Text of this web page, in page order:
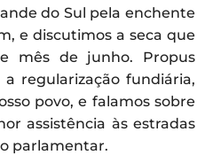
do Sul pela enchente
e discutimos a seca que
mês de junho. Propus
regularização fundiária,
povo, e falamos sobre
assistência às estradas
parlamentar.